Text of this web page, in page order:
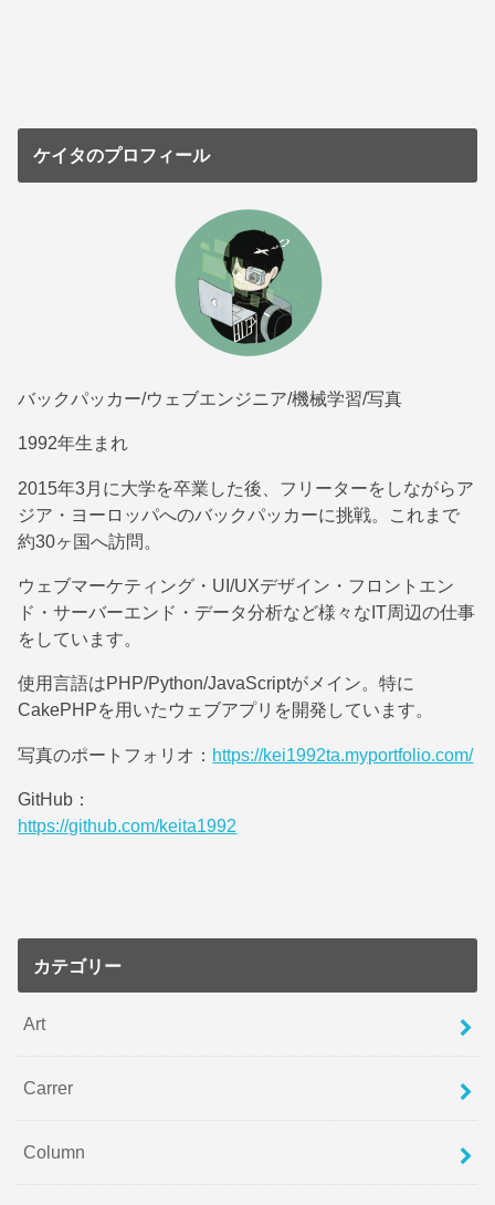
ケイタのプロフィール
バックパッカー/ウェブエンジニア/機械学習/写真
1992年生まれ
2015年3月に大学を卒業した後、フリーターをしながらア
ジア・ヨーロッパへのバックパッカーに挑戦。これまで
約30ヶ国へ訪問。
ウェブマーケティング・UI/UXデザイン・フロントエン
ド・サーバーエンド・データ分析など様々なIT周辺の仕事
をしています。
使用言語はPHP/Python/JavaScriptがメイン。特に
CakePHPを用いたウェブアプリを開発しています。
写真のポートフォリオ： https://kei1992ta.myportfolio.com/
GitHub：
https://github.com/keita1992
カテゴリー
Art
Carrer
Column